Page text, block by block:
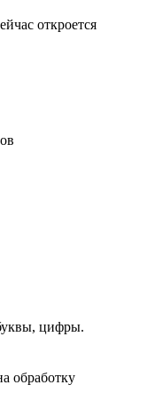
откроется
цифры.
обработку